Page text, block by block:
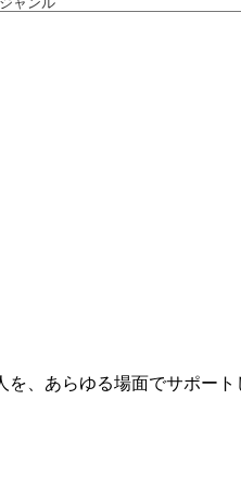
、あらゆる場面でサポー